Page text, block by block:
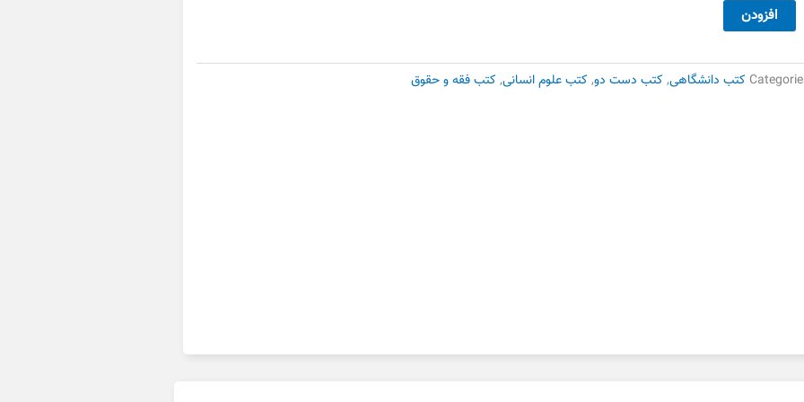
فقه۳
افزودن
کتب دانشگاهی, کتب دست دو, کتب علوم انسانی, کتب فقه و حقوق